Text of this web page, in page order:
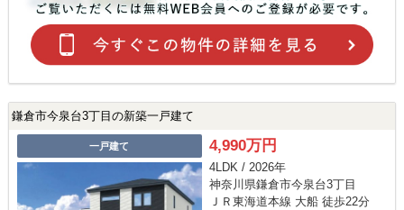
鎌倉市今泉台3丁目の新築一戸建て
一戸建て 4,990万円
4LDK / 2026年
神奈川県鎌倉市今泉台3丁目
ＪＲ東海道本線 大船 徒歩22分